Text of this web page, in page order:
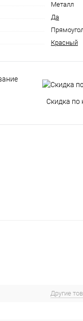
Металл
Да
Красный
Скидка по
Другие